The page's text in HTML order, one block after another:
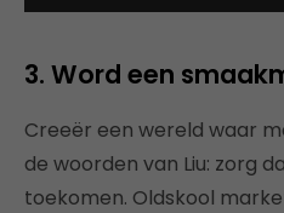
3. Word een
Creeër een wereld waar
de woorden van Liu: zorg
toekomen. Oldskool